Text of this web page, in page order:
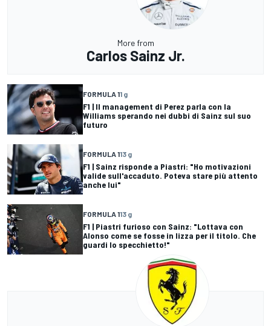
More from
Carlos Sainz Jr.
FORMULA 11 g
F1 | Il management di Perez parla con la
Williams sperando nei dubbi di Sainz sul suo
futuro
FORMULA 113 g
F1 | Sainz risponde a Piastri: "Ho motivazioni
valide sull'accaduto. Poteva stare più attento
anche lui"
FORMULA 113 g
F1 | Piastri furioso con Sainz: "Lottava con
Alonso come se fosse in lizza per il titolo. Che
guardi lo specchietto!"